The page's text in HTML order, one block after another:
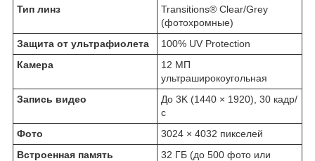
Тип линз
Transitions® Clear/Grey
(фотохромные)
Защита от ультрафиолета
100% UV Protection
Камера
12 МП
ультраширокоугольная
Запись видео
До 3K (1440 × 1920), 30 кадр/
с
Фото
3024 × 4032 пикселей
Встроенная память
32 ГБ (до 500 фото или